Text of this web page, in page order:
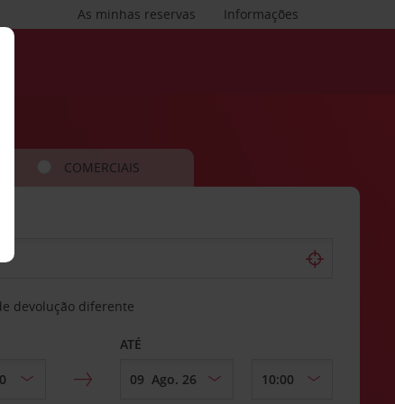
Informações
As minhas reservas
COMERCIAIS
devolução diferente
ATÉ